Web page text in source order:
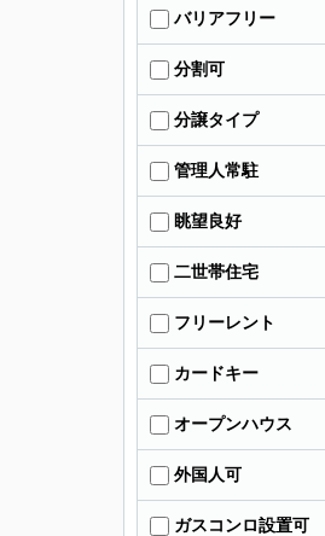
バリアフリー
分割可
分譲タイプ
管理人常駐
眺望良好
二世帯住宅
フリーレント
カードキー
オープンハウス
外国人可
ガスコンロ設置可